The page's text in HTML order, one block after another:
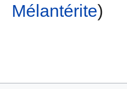
Mélantérite)